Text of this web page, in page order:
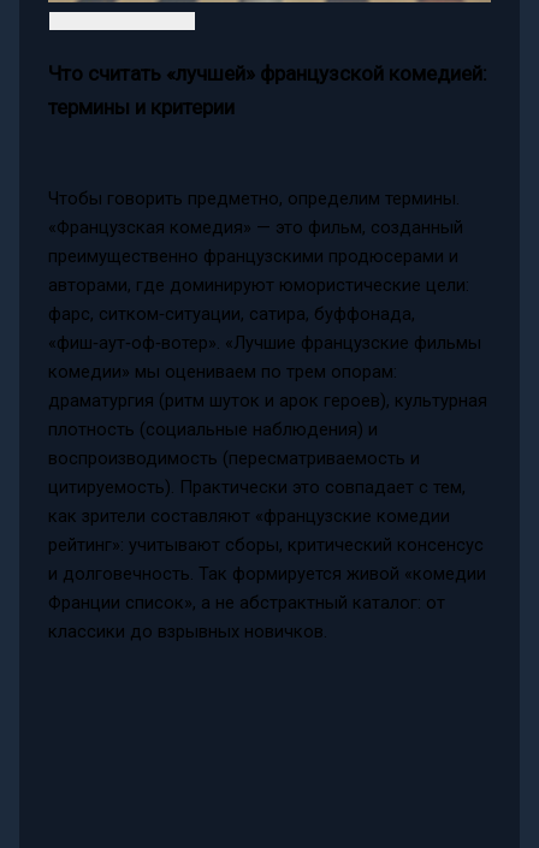
Что считать «лучшей» французской комедией:
термины и критерии
Чтобы говорить предметно, определим термины.
«Французская комедия» — это фильм, созданный
преимущественно французскими продюсерами и
авторами, где доминируют юмористические цели:
фарс, ситком‑ситуации, сатира, буффонада,
«фиш‑аут‑оф‑вотер». «Лучшие французские фильмы
комедии» мы оцениваем по трем опорам:
драматургия (ритм шуток и арок героев), культурная
плотность (социальные наблюдения) и
воспроизводимость (пересматриваемость и
цитируемость). Практически это совпадает с тем,
как зрители составляют «французские комедии
рейтинг»: учитывают сборы, критический консенсус
и долговечность. Так формируется живой «комедии
Франции список», а не абстрактный каталог: от
классики до взрывных новичков.